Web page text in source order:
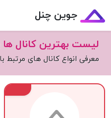
جوین چنل
لیست بهترین کانال
معرفی انواع کانال های مرتبط